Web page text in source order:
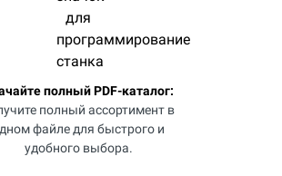
полный PDF-каталог:
полный ассортимент в
файле для быстрого и
удобного выбора.